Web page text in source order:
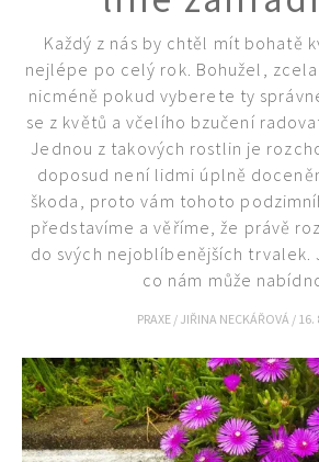
65 Kč
Objednat >
Naše krásná zahrada Speciál
Každý z nás by chtěl mít bohatě
nejlépe po celý rok. Bohužel,
nicméně pokud vyberete ty
se z květů a včelího bzučení
Jednou z takových rostlin je
doposud není lidmi úplně
škoda, proto vám tohoto
představíme a věříme, že právě
do svých nejoblíbenějších trvalek.
co nám může
PRAXE / JIŘINA NECKÁŘOVÁ / 16.